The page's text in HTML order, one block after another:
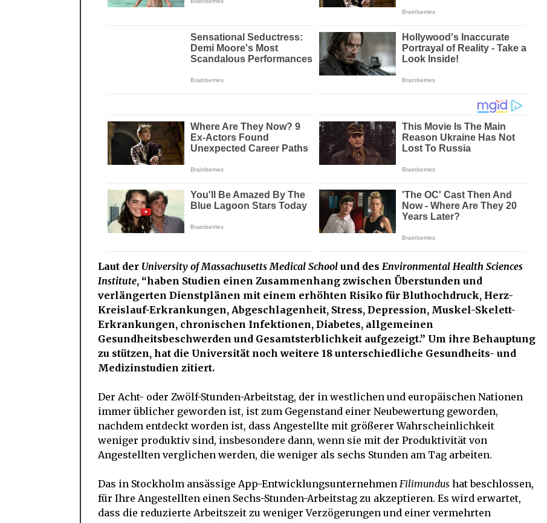
Laut der University of Massachusetts Medical School und des Environmental Health Sciences
Institute, “haben Studien einen Zusammenhang zwischen Überstunden und
verlängerten Dienstplänen mit einem erhöhten Risiko für Bluthochdruck, Herz-
Kreislauf-Erkrankungen, Abgeschlagenheit, Stress, Depression, Muskel-Skelett-
Erkrankungen, chronischen Infektionen, Diabetes, allgemeinen
Gesundheitsbeschwerden und Gesamtsterblichkeit aufgezeigt.” Um ihre Behauptung
zu stützen, hat die Universität noch weitere 18 unterschiedliche Gesundheits- und
Medizinstudien zitiert.
Der Acht- oder Zwölf-Stunden-Arbeitstag, der in westlichen und europäischen Nationen
immer üblicher geworden ist, ist zum Gegenstand einer Neubewertung geworden,
nachdem entdeckt worden ist, dass Angestellte mit größerer Wahrscheinlichkeit
weniger produktiv sind, insbesondere dann, wenn sie mit der Produktivität von
Angestellten verglichen werden, die weniger als sechs Stunden am Tag arbeiten.
Das in Stockholm ansässige App-Entwicklungsunternehmen Filimundus hat beschlossen,
für Ihre Angestellten einen Sechs-Stunden-Arbeitstag zu akzeptieren. Es wird erwartet,
dass die reduzierte Arbeitszeit zu weniger Verzögerungen und einer vermehrten